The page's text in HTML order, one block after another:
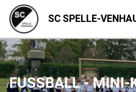
SC SPELLE-
FUSSBALL - MINI-